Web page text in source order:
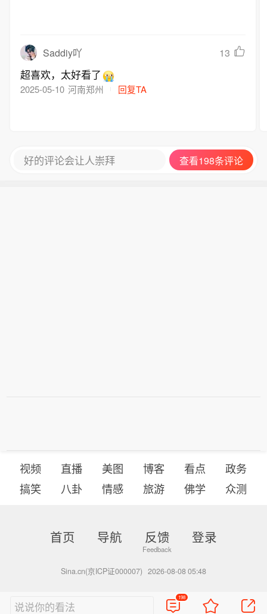
Saddiy吖 13
超喜欢，太好看了
2025-05-10 河南郑州 回复TA
好的评论会让人崇拜 查看198条评论
视频 直播 美图 博客 看点
政务
搞笑
八卦 情感 旅游 佛学 众测
首页 导航 反馈 登录
Sina.cn(京ICP证000007) 2026-08-08 05:48
说说你的看法
198